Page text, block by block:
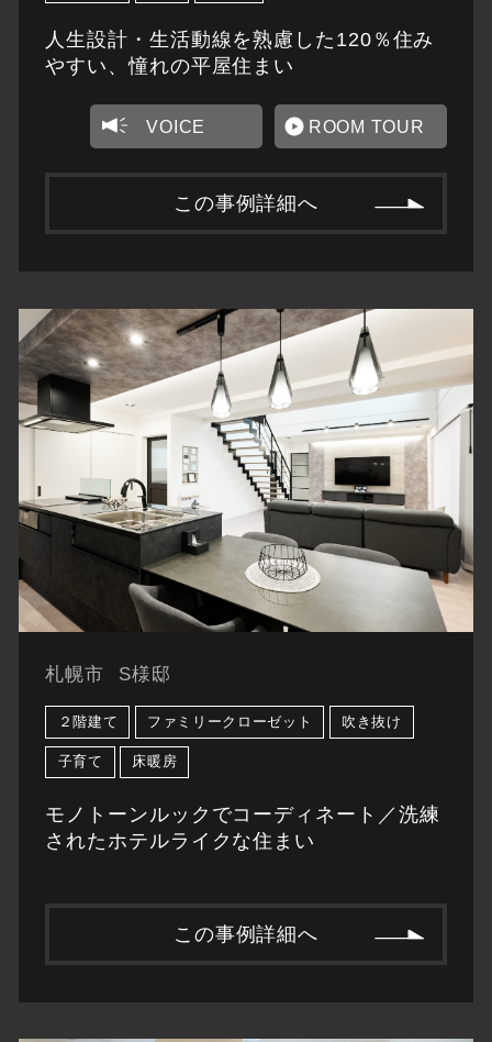
人生設計・生活動線を熟慮した120％住み
やすい、憧れの平屋住まい
VOICE ROOM TOUR
この事例詳細へ
札幌市 S様邸
２階建て ファミリークローゼット 吹き抜け
子育て 床暖房
モノトーンルックでコーディネート／洗練
されたホテルライクな住まい
この事例詳細へ